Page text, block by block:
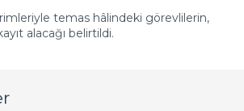
temas hâlindeki görevlilerin,
alacağı belirtildi.